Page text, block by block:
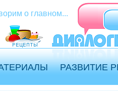
о главном...
РАЗВИТИЕ